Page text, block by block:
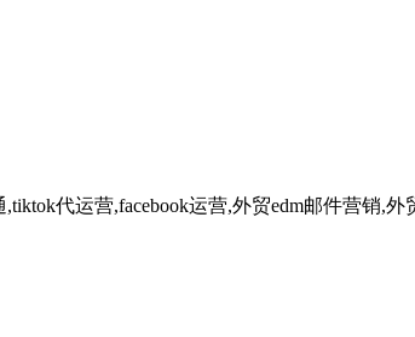
代运营,facebook运营,外贸edm邮件营销,